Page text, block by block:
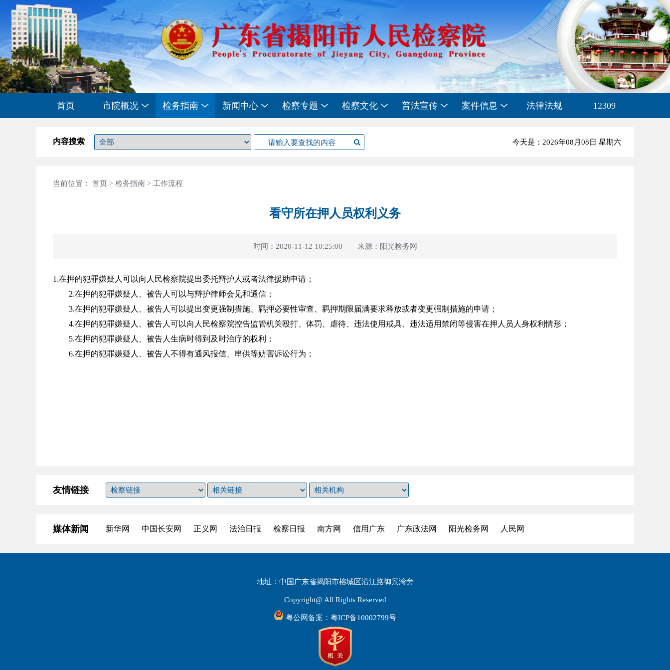
首页 市院概况 检务指南 新闻中心 检察专题 检察文化 普法宣传 案件信息 法律法规 12309
内容搜索 今天是：2026年08月08日 星期六
当前位置： 首页 > 检务指南 > 工作流程
看守所在押人员权利义务
时间：2020-11-12 10:25:00 来源：阳光检务网
1.在押的犯罪嫌疑人可以向人民检察院提出委托辩护人或者法律援助申请；
2.在押的犯罪嫌疑人、被告人可以与辩护律师会见和通信；
3.在押的犯罪嫌疑人、被告人可以提出变更强制措施、羁押必要性审查、羁押期限届满要求释放或者变更强制措施的申请；
4.在押的犯罪嫌疑人、被告人可以向人民检察院控告监管机关殴打、体罚、虐待、违法使用戒具、违法适用禁闭等侵害在押人员人身权利情形；
5.在押的犯罪嫌疑人、被告人生病时得到及时治疗的权利；
6.在押的犯罪嫌疑人、被告人不得有通风报信、串供等妨害诉讼行为；
友情链接
媒体新闻 新华网 中国长安网 正义网 法治日报 检察日报 南方网 信用广东 广东政法网 阳光检务网 人民网
地址：中国广东省揭阳市榕城区沿江路御景湾旁
Copyright@ All Rights Reserved
粤公网备案：粤ICP备10002799号